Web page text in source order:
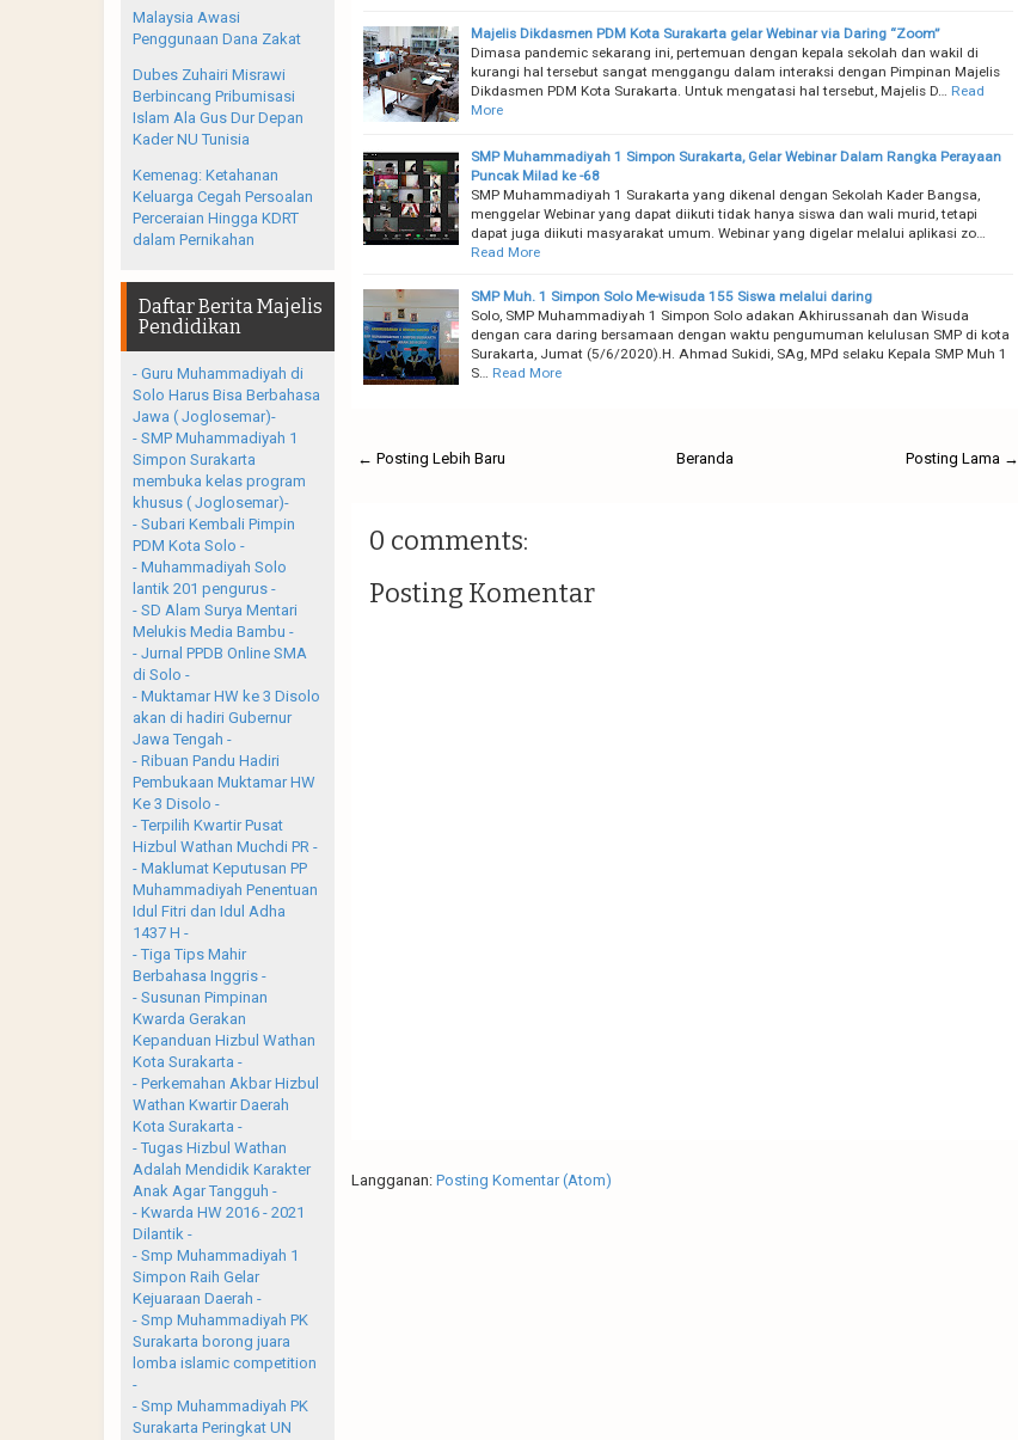
Majelis Dikdasmen PDM Kota Surakarta gelar Webinar via Daring “Zoom”
Dimasa pandemic sekarang ini, pertemuan dengan kepala sekolah dan wakil di
kurangi hal tersebut sangat menggangu dalam interaksi dengan Pimpinan Majelis
Dikdasmen PDM Kota Surakarta. Untuk mengatasi hal tersebut, Majelis D…
Read
More
SMP Muhammadiyah 1 Simpon Surakarta, Gelar Webinar Dalam Rangka Perayaan
Puncak Milad ke -68
SMP Muhammadiyah 1 Surakarta yang dikenal dengan Sekolah Kader Bangsa,
menggelar Webinar yang dapat diikuti tidak hanya siswa dan wali murid, tetapi
dapat juga diikuti masyarakat umum. Webinar yang digelar melalui aplikasi zo…
Read More
SMP Muh. 1 Simpon Solo Me-wisuda 155 Siswa melalui daring
Solo, SMP Muhammadiyah 1 Simpon Solo adakan Akhirussanah dan Wisuda
dengan cara daring bersamaan dengan waktu pengumuman kelulusan SMP di kota
Surakarta, Jumat (5/6/2020).H. Ahmad Sukidi, SAg, MPd selaku Kepala SMP Muh 1
S…
Read More
← Posting Lebih Baru Posting Lama →
Beranda
0 comments:
Posting Komentar
Langganan: Posting Komentar (Atom)
Malaysia Awasi
Penggunaan Dana Zakat
Dubes Zuhairi Misrawi
Berbincang Pribumisasi
Islam Ala Gus Dur Depan
Kader NU Tunisia
Kemenag: Ketahanan
Keluarga Cegah Persoalan
Perceraian Hingga KDRT
dalam Pernikahan
Daftar Berita Majelis
Pendidikan
- Guru Muhammadiyah di
Solo Harus Bisa Berbahasa
Jawa ( Joglosemar)-
- SMP Muhammadiyah 1
Simpon Surakarta
membuka kelas program
khusus ( Joglosemar)-
- Subari Kembali Pimpin
PDM Kota Solo -
- Muhammadiyah Solo
lantik 201 pengurus -
- SD Alam Surya Mentari
Melukis Media Bambu -
- Jurnal PPDB Online SMA
di Solo -
- Muktamar HW ke 3 Disolo
akan di hadiri Gubernur
Jawa Tengah -
- Ribuan Pandu Hadiri
Pembukaan Muktamar HW
Ke 3 Disolo -
- Terpilih Kwartir Pusat
Hizbul Wathan Muchdi PR -
- Maklumat Keputusan PP
Muhammadiyah Penentuan
Idul Fitri dan Idul Adha
1437 H -
- Tiga Tips Mahir
Berbahasa Inggris -
- Susunan Pimpinan
Kwarda Gerakan
Kepanduan Hizbul Wathan
Kota Surakarta -
- Perkemahan Akbar Hizbul
Wathan Kwartir Daerah
Kota Surakarta -
- Tugas Hizbul Wathan
Adalah Mendidik Karakter
Anak Agar Tangguh -
- Kwarda HW 2016 - 2021
Dilantik -
- Smp Muhammadiyah 1
Simpon Raih Gelar
Kejuaraan Daerah -
- Smp Muhammadiyah PK
Surakarta borong juara
lomba islamic competition
-
- Smp Muhammadiyah PK
Surakarta Peringkat UN